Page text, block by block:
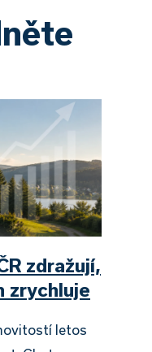
zdražují,
zrychluje
letos